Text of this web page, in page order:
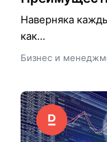
Наверняка
как...
Бизнес и